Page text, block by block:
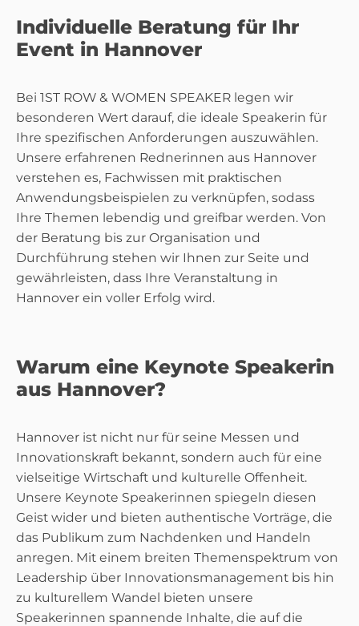
Individuelle Beratung für Ihr
Event in Hannover
Bei 1ST ROW & WOMEN SPEAKER legen wir
besonderen Wert darauf, die ideale Speakerin für
Ihre spezifischen Anforderungen auszuwählen.
Unsere erfahrenen Rednerinnen aus Hannover
verstehen es, Fachwissen mit praktischen
Anwendungsbeispielen zu verknüpfen, sodass
Ihre Themen lebendig und greifbar werden. Von
der Beratung bis zur Organisation und
Durchführung stehen wir Ihnen zur Seite und
gewährleisten, dass Ihre Veranstaltung in
Hannover ein voller Erfolg wird.
Warum eine Keynote Speakerin
aus Hannover?
Hannover ist nicht nur für seine Messen und
Innovationskraft bekannt, sondern auch für eine
vielseitige Wirtschaft und kulturelle Offenheit.
Unsere Keynote Speakerinnen spiegeln diesen
Geist wider und bieten authentische Vorträge, die
das Publikum zum Nachdenken und Handeln
anregen. Mit einem breiten Themenspektrum von
Leadership über Innovationsmanagement bis hin
zu kulturellem Wandel bieten unsere
Speakerinnen spannende Inhalte, die auf die